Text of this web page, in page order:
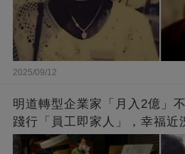
2025/09/12
明道轉型企業家「月入2億」
踐行「員工即家人」，幸福近
闆的福報